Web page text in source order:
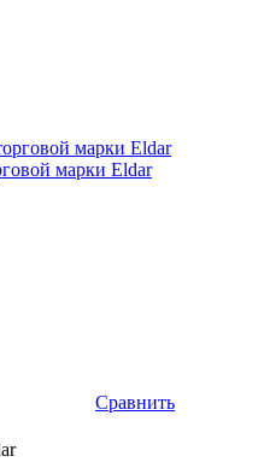
марки Eldar
Сравнить